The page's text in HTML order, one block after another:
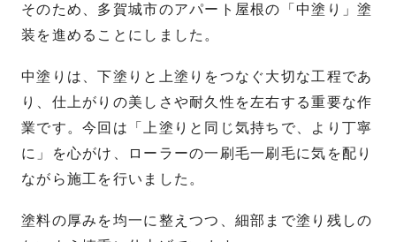
そのため、多賀城市のアパート屋根の「中塗り」塗
装を進めることにしました。
中塗りは、下塗りと上塗りをつなぐ大切な工程であ
り、仕上がりの美しさや耐久性を左右する重要な作
業です。今回は「上塗りと同じ気持ちで、より丁寧
に」を心がけ、ローラーの一刷毛一刷毛に気を配り
ながら施工を行いました。
塗料の厚みを均一に整えつつ、細部まで塗り残しの